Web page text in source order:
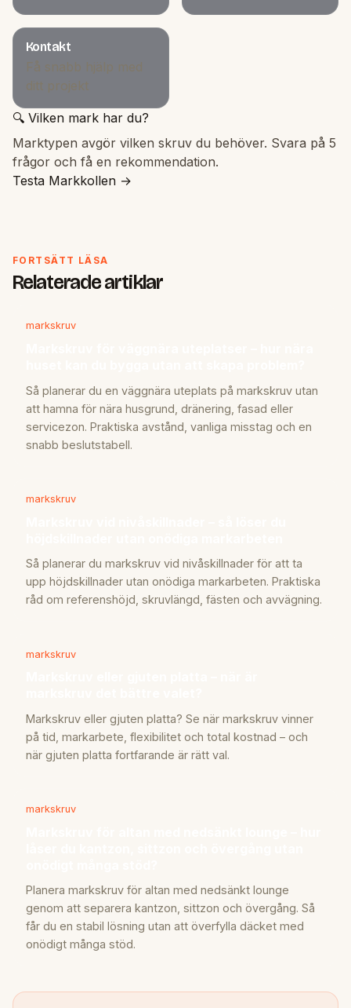
Kontakt
Få snabb hjälp med
ditt projekt
🔍 Vilken mark har du?
Marktypen avgör vilken skruv du behöver. Svara på 5
frågor och få en rekommendation.
Testa Markkollen →
FORTSÄTT LÄSA
Relaterade artiklar
markskruv
Så planerar du en väggnära uteplats på markskruv utan
att hamna för nära husgrund, dränering, fasad eller
servicezon. Praktiska avstånd, vanliga misstag och en
snabb beslutstabell.
markskruv
Så planerar du markskruv vid nivåskillnader för att ta
upp höjdskillnader utan onödiga markarbeten. Praktiska
råd om referenshöjd, skruvlängd, fästen och avvägning.
markskruv
Markskruv eller gjuten platta? Se när markskruv vinner
på tid, markarbete, flexibilitet och total kostnad – och
när gjuten platta fortfarande är rätt val.
markskruv
Planera markskruv för altan med nedsänkt lounge
genom att separera kantzon, sittzon och övergång. Så
får du en stabil lösning utan att överfylla däcket med
onödigt många stöd.